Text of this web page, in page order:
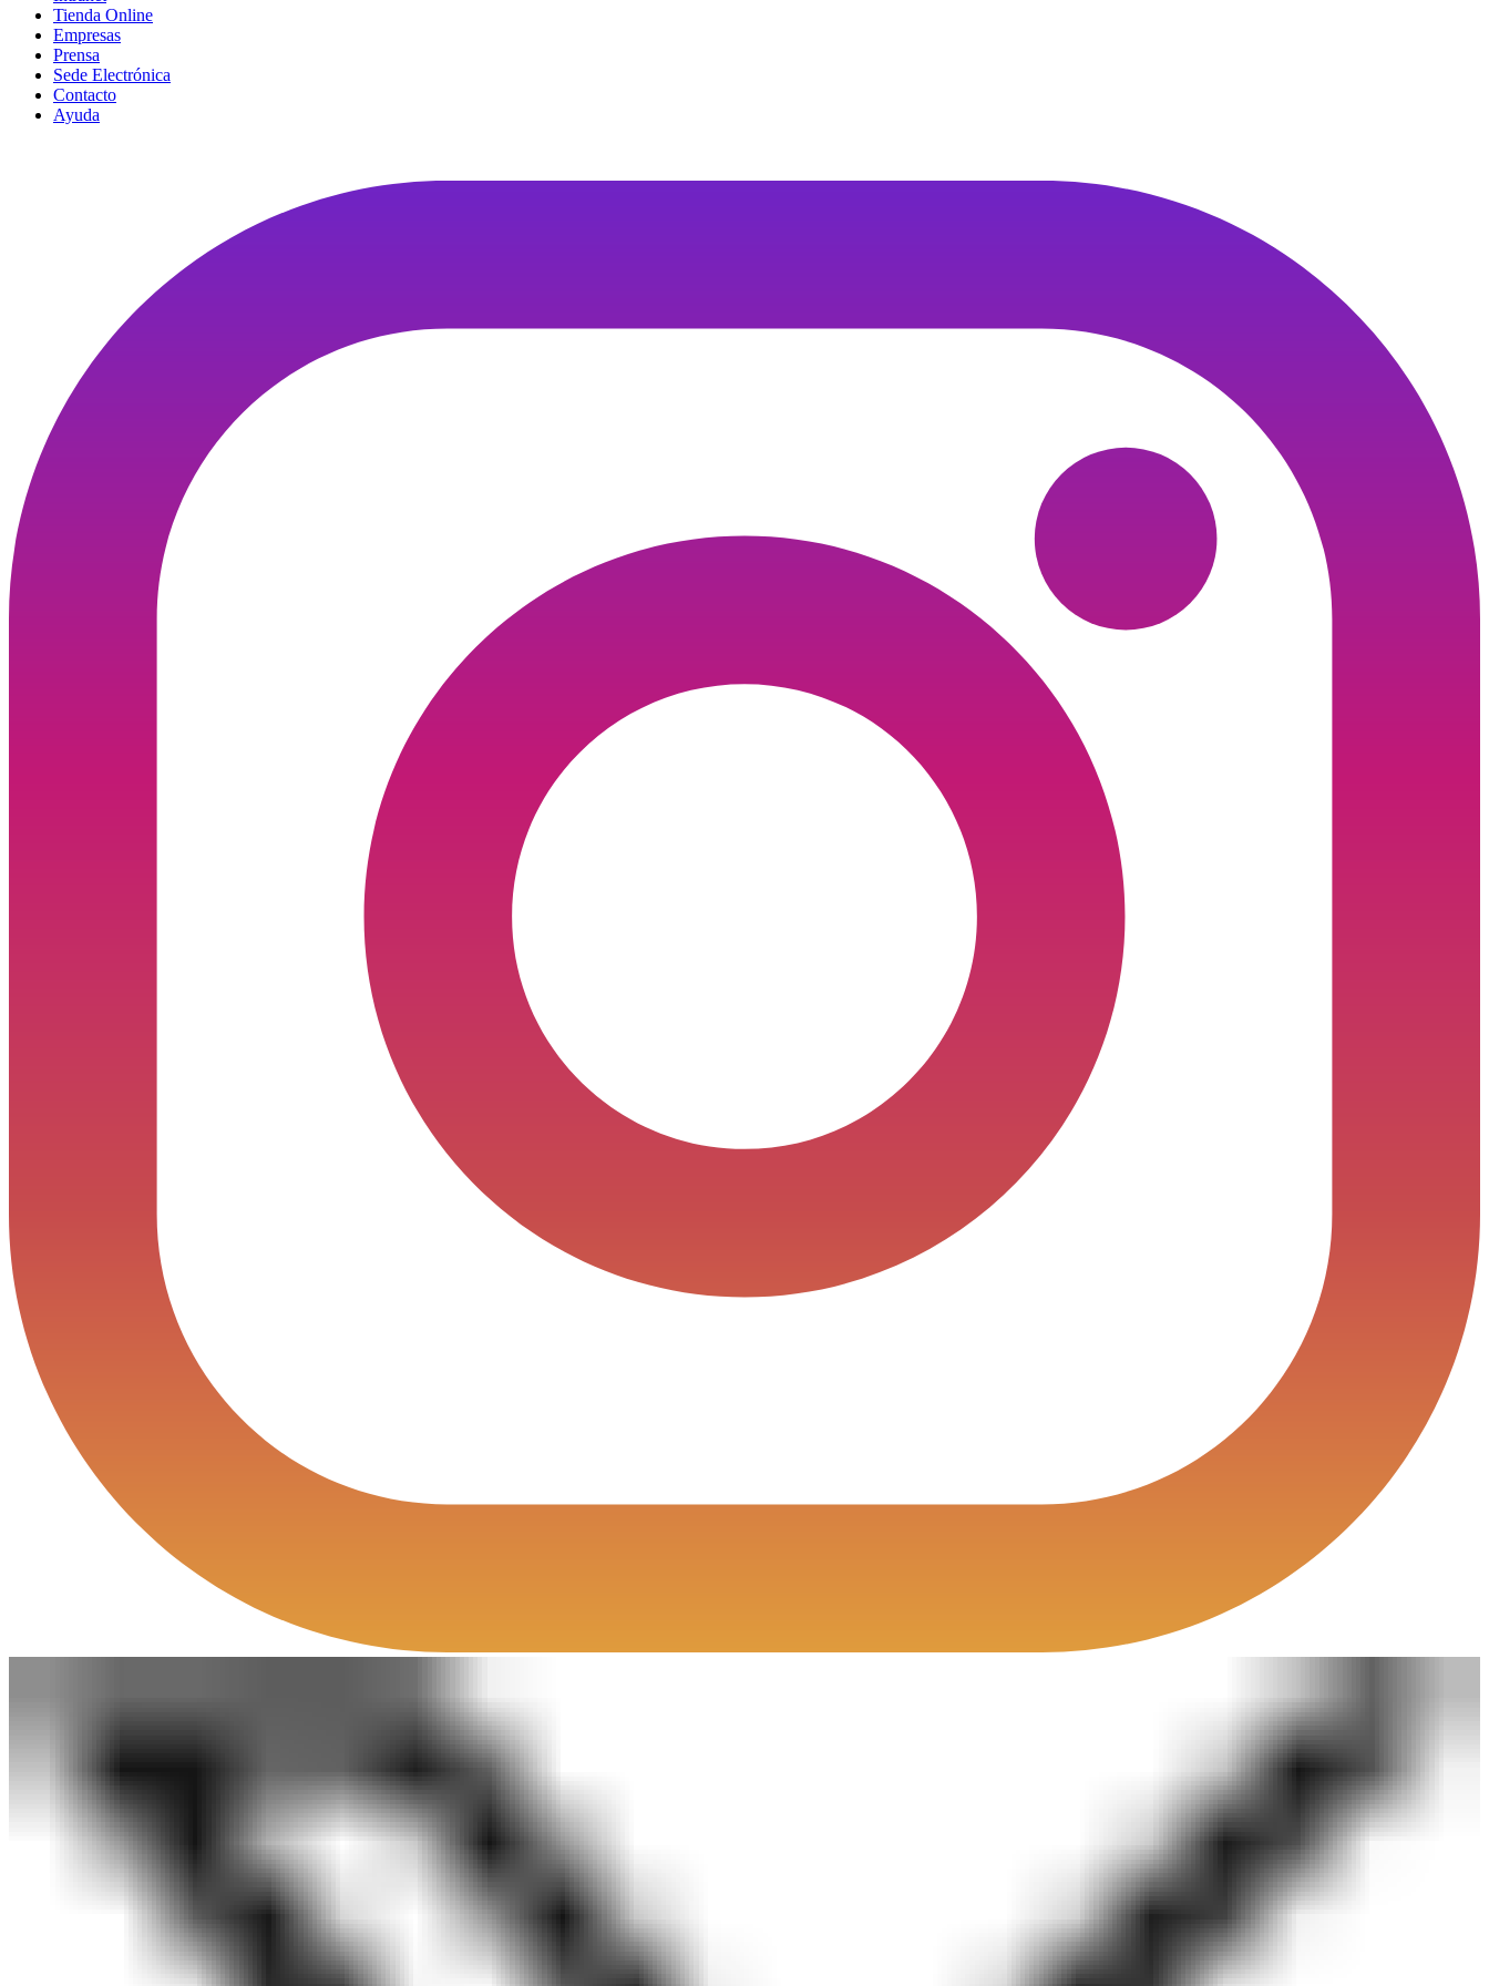
Tienda Online
Empresas
Prensa
Sede Electrónica
Contacto
Ayuda